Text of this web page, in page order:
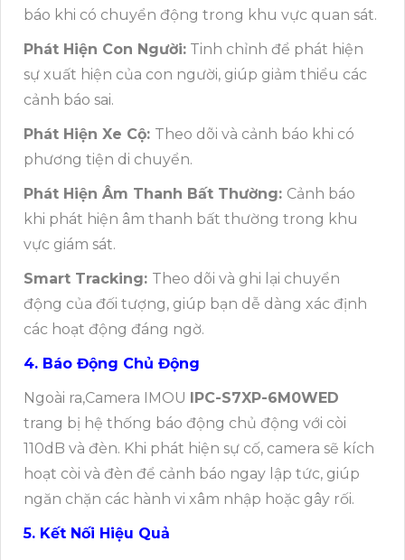
báo khi có chuyển động trong khu vực quan sát.
Phát Hiện Con Người: Tinh chỉnh để phát hiện
sự xuất hiện của con người, giúp giảm thiểu các
cảnh báo sai.
Phát Hiện Xe Cộ: Theo dõi và cảnh báo khi có
phương tiện di chuyển.
Phát Hiện Âm Thanh Bất Thường: Cảnh báo
khi phát hiện âm thanh bất thường trong khu
vực giám sát.
Smart Tracking: Theo dõi và ghi lại chuyển
động của đối tượng, giúp bạn dễ dàng xác định
các hoạt động đáng ngờ.
4. Báo Động Chủ Động
Ngoài ra,Camera IMOU
IPC-S7XP-6M0WED
trang bị hệ thống báo động chủ động với còi
110dB và đèn. Khi phát hiện sự cố, camera sẽ kích
hoạt còi và đèn để cảnh báo ngay lập tức, giúp
ngăn chặn các hành vi xâm nhập hoặc gây rối.
5. Kết Nối Hiệu Quả